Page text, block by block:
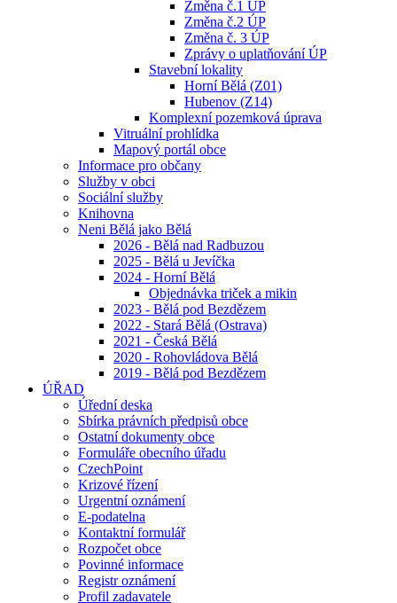
Změna č.1 ÚP
Změna č.2 ÚP
Změna č. 3 ÚP
Zprávy o uplatňování ÚP
Stavební lokality
Horní Bělá (Z01)
Hubenov (Z14)
Komplexní pozemková úprava
Vitruální prohlídka
Mapový portál obce
Informace pro občany
Služby v obci
Sociální služby
Knihovna
Neni Bělá jako Bělá
2026 - Bělá nad Radbuzou
2025 - Bělá u Jevíčka
2024 - Horní Bělá
Objednávka triček a mikin
2023 - Bělá pod Bezdězem
2022 - Stará Bělá (Ostrava)
2021 - Česká Bělá
2020 - Rohovládova Bělá
2019 - Bělá pod Bezdězem
ÚŘAD
Úřední deska
Sbírka právních předpisů obce
Ostatní dokumenty obce
Formuláře obecního úřadu
CzechPoint
Krizové řízení
Urgentní oznámení
E-podatelna
Kontaktní formulář
Rozpočet obce
Povinné informace
Registr oznámení
Profil zadavatele